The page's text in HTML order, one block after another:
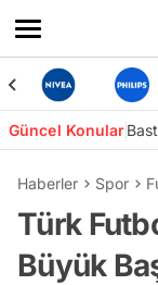
Güncel Konular
Haberler Spor
Türk
Büyük